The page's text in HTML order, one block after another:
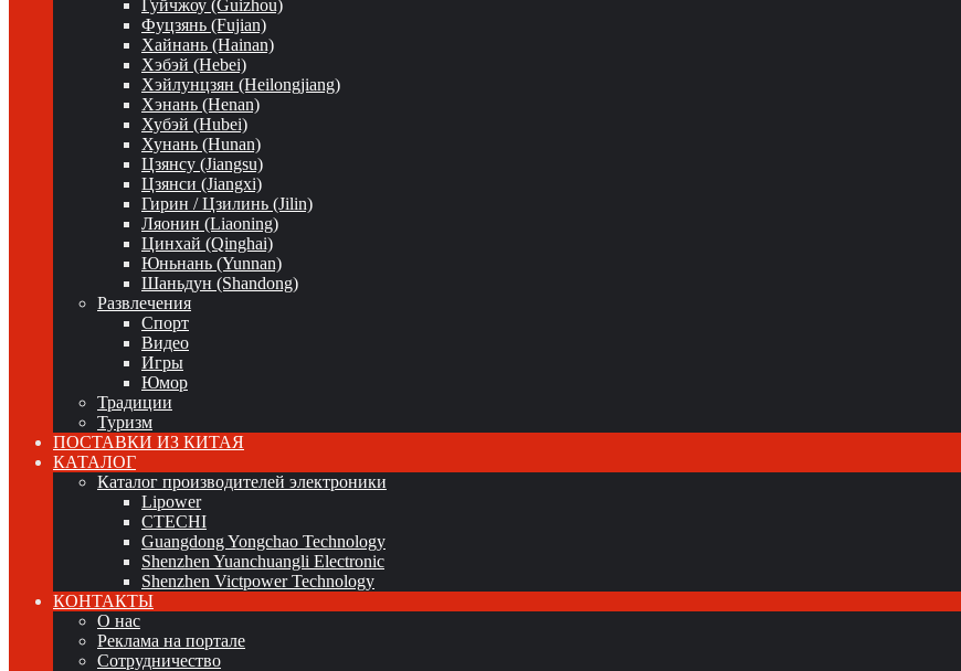
Гуйчжоу (Guizhou)
Фуцзянь (Fujian)
Хайнань (Hainan)
Хэбэй (Hebei)
Хэйлунцзян (Heilongjiang)
Хэнань (Henan)
Хубэй (Hubei)
Хунань (Hunan)
Цзянсу (Jiangsu)
Цзянси (Jiangxi)
Гирин / Цзилинь (Jilin)
Ляонин (Liaoning)
Цинхай (Qinghai)
Юньнань (Yunnan)
Шаньдун (Shandong)
Развлечения
Спорт
Видео
Игры
Юмор
Традиции
Туризм
ПОСТАВКИ ИЗ КИТАЯ
КАТАЛОГ
Каталог производителей электроники
Lipower
CTECHI
Guangdong Yongchao Technology
Shenzhen Yuanchuangli Electronic
Shenzhen Victpower Technology
КОНТАКТЫ
О нас
Реклама на портале
Сотрудничество